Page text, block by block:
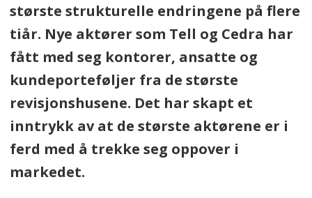
største strukturelle endringene på flere
tiår. Nye aktører som Tell og Cedra har
fått med seg kontorer, ansatte og
kundeporteføljer fra de største
revisjonshusene. Det har skapt et
inntrykk av at de største aktørene er i
ferd med å trekke seg oppover i
markedet.